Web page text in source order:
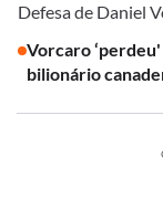
Defesa de Daniel
Vorcaro
bilionário